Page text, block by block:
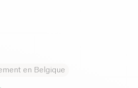
en Belgique